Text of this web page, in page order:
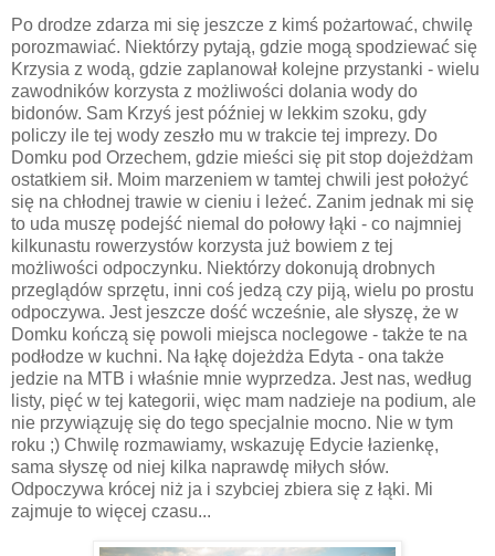
Po drodze zdarza mi się jeszcze z kimś pożartować, chwilę
porozmawiać. Niektórzy pytają, gdzie mogą spodziewać się
Krzysia z wodą, gdzie zaplanował kolejne przystanki - wielu
zawodników korzysta z możliwości dolania wody do
bidonów. Sam Krzyś jest później w lekkim szoku, gdy
policzy ile tej wody zeszło mu w trakcie tej imprezy. Do
Domku pod Orzechem, gdzie mieści się pit stop dojeżdżam
ostatkiem sił. Moim marzeniem w tamtej chwili jest położyć
się na chłodnej trawie w cieniu i leżeć. Zanim jednak mi się
to uda muszę podejść niemal do połowy łąki - co najmniej
kilkunastu rowerzystów korzysta już bowiem z tej
możliwości odpoczynku. Niektórzy dokonują drobnych
przeglądów sprzętu, inni coś jedzą czy piją, wielu po prostu
odpoczywa. Jest jeszcze dość wcześnie, ale słyszę, że w
Domku kończą się powoli miejsca noclegowe - także te na
podłodze w kuchni. Na łąkę dojeżdża Edyta - ona także
jedzie na MTB i właśnie mnie wyprzedza. Jest nas, według
listy, pięć w tej kategorii, więc mam nadzieje na podium, ale
nie przywiązuję się do tego specjalnie mocno. Nie w tym
roku ;) Chwilę rozmawiamy, wskazuję Edycie łazienkę,
sama słyszę od niej kilka naprawdę miłych słów.
Odpoczywa krócej niż ja i szybciej zbiera się z łąki. Mi
zajmuje to więcej czasu...